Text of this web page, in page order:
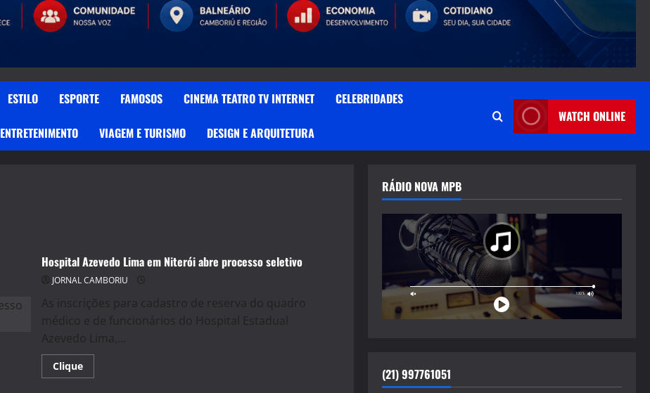
ESTILO ESPORTE FAMOSOS CINEMA TEATRO TV INTERNET CELEBRIDADES
ENTRETENIMENTO VIAGEM E TURISMO DESIGN E ARQUITETURA
WATCH ONLINE
Hospital Azevedo Lima em Niterói abre processo seletivo
JORNAL CAMBORIU
As inscrições para cadastro de reserva do quadro
médico e de funcionários do Hospital Estadual
Azevedo Lima,...
CliqueRead
more
RÁDIO NOVA MPB
(21) 997761051